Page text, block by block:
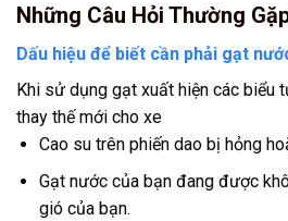
Những Câu Hỏi Thường
Dấu hiệu để biết cần phải gạt
Khi sử dụng gạt xuất hiện các biểu
thay thế mới cho xe
Cao su trên phiến dao bị hỏng
Gạt nước của bạn đang được
gió của bạn.